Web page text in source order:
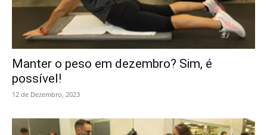
Manter o peso em dezembro? Sim, é
possível!
12 de Dezembro, 2023